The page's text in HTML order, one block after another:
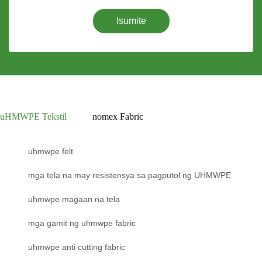
Isumite
uHMWPE Tekstil nomex Fabric
uhmwpe felt
mga tela na may resistensya sa pagputol ng UHMWPE
uhmwpe magaan na tela
mga gamit ng uhmwpe fabric
uhmwpe anti cutting fabric